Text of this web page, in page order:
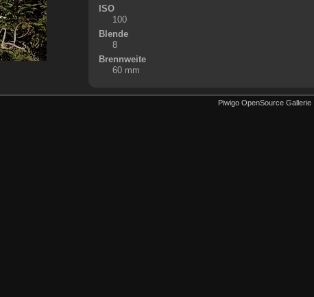
ISO
100
Blende
8
Brennweite
60 mm
Piwigo OpenSource Gallerie